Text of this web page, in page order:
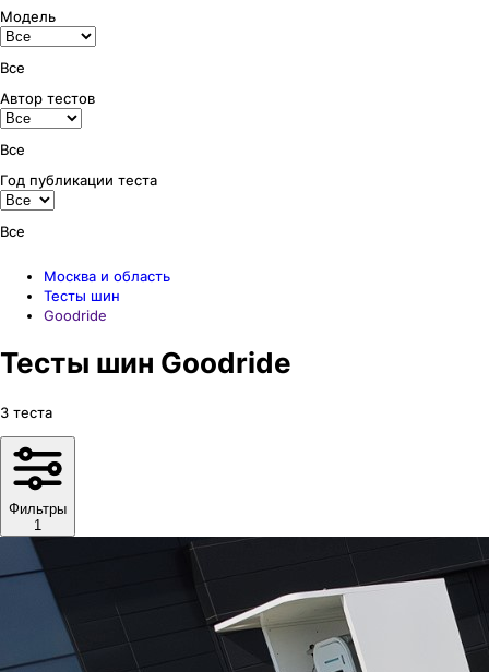
Модель
Все
Автор тестов
Все
Год публикации теста
Все
Москва и область
Тесты шин
Goodride
Тесты шин Goodride
3 теста
Фильтры
1